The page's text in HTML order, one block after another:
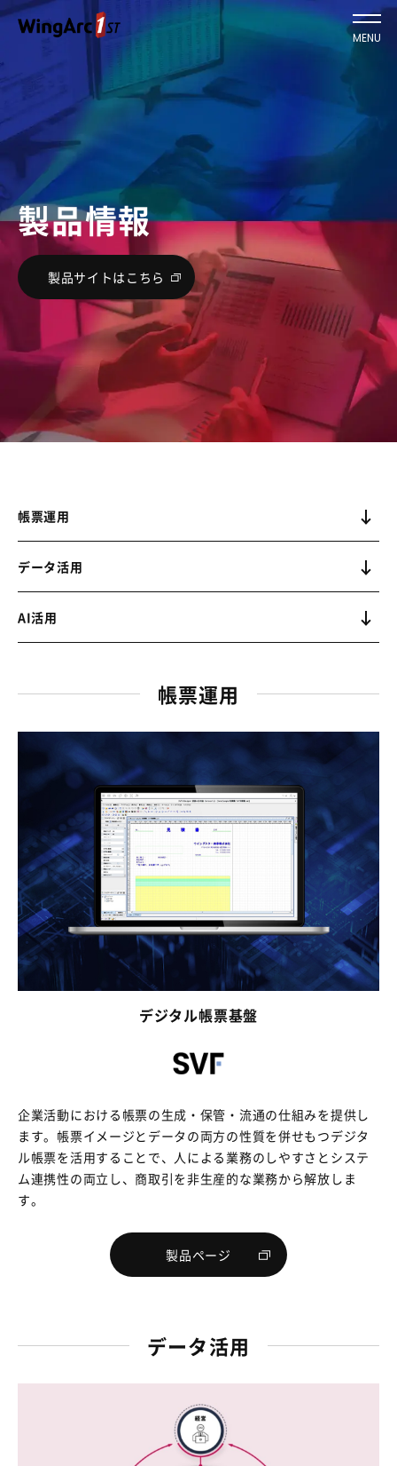
MENU
製品情報
製品サイトはこちら
帳票運用
データ活用
AI活用
帳票運用
デジタル帳票基盤
企業活動における帳票の生成・保管・流通の仕組みを提供し
ます。帳票イメージとデータの両方の性質を併せもつデジタ
ル帳票を活用することで、人による業務のしやすさとシステ
ム連携性の両立し、商取引を非生産的な業務から解放しま
す。
製品ページ
データ活用